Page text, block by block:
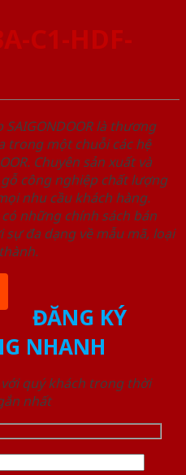
C1-HDF-
là thương
trong một chuỗi các hệ
Chuyên sản xuất và
công nghiệp chất lượng
nhu cầu khách hàng.
có những chính sách bán
sự đa dạng về mẫu mã, loại
ĐĂNG KÝ
NHANH
quý khách trong thời
nhất